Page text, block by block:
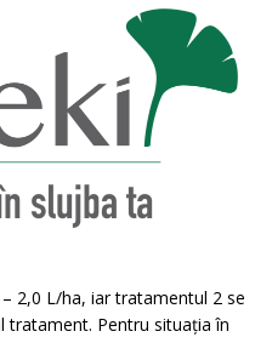
2,0 L/ha, iar tratamentul 2 se
tratament. Pentru situația în